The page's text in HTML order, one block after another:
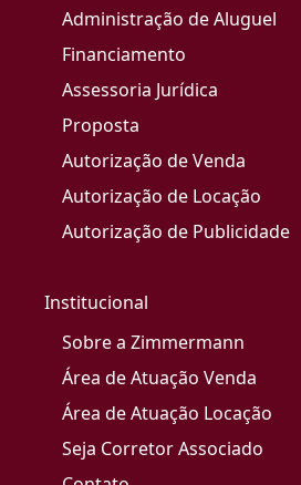
Administração de Aluguel
Financiamento
Assessoria Jurídica
Proposta
Autorização de Venda
Autorização de Locação
Autorização de Publicidade
Institucional
Sobre a Zimmermann
Área de Atuação Venda
Área de Atuação Locação
Seja Corretor Associado